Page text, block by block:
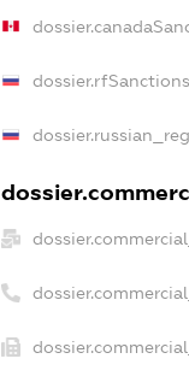
dossier.rfSanctions